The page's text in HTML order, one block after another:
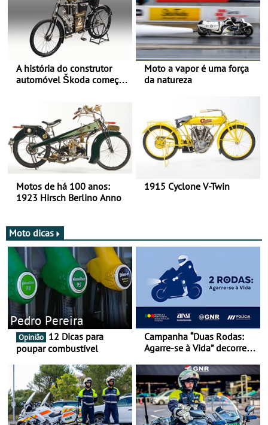
A história do construtor
automóvel Škoda começou
Moto a vapor é uma força
da natureza
Motos de há 100 anos:
1923 Hirsch Berlino Anno
1915 Cyclone V-Twin
Moto dicas
Pedro Pereira
Opinião
poupar combustível
Campanha “Duas Rodas:
Agarre-se à Vida” decorre